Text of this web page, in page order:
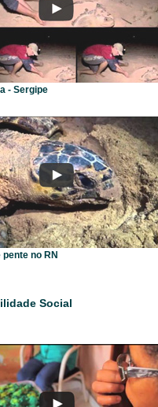
- Sergipe
no RN
Social